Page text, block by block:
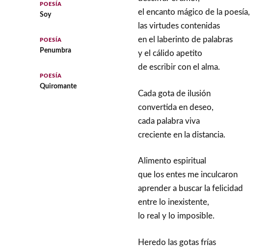
POESÍA
Soy
POESÍA
Penumbra
POESÍA
Quiromante
el encanto mágico de la poesía,
las virtudes contenidas
en el laberinto de palabras
y el cálido apetito
de escribir con el alma.
Cada gota de ilusión
convertida en deseo,
cada palabra viva
creciente en la distancia.
Alimento espiritual
que los entes me inculcaron
aprender a buscar la felicidad
entre lo inexistente,
lo real y lo imposible.
Heredo las gotas frías